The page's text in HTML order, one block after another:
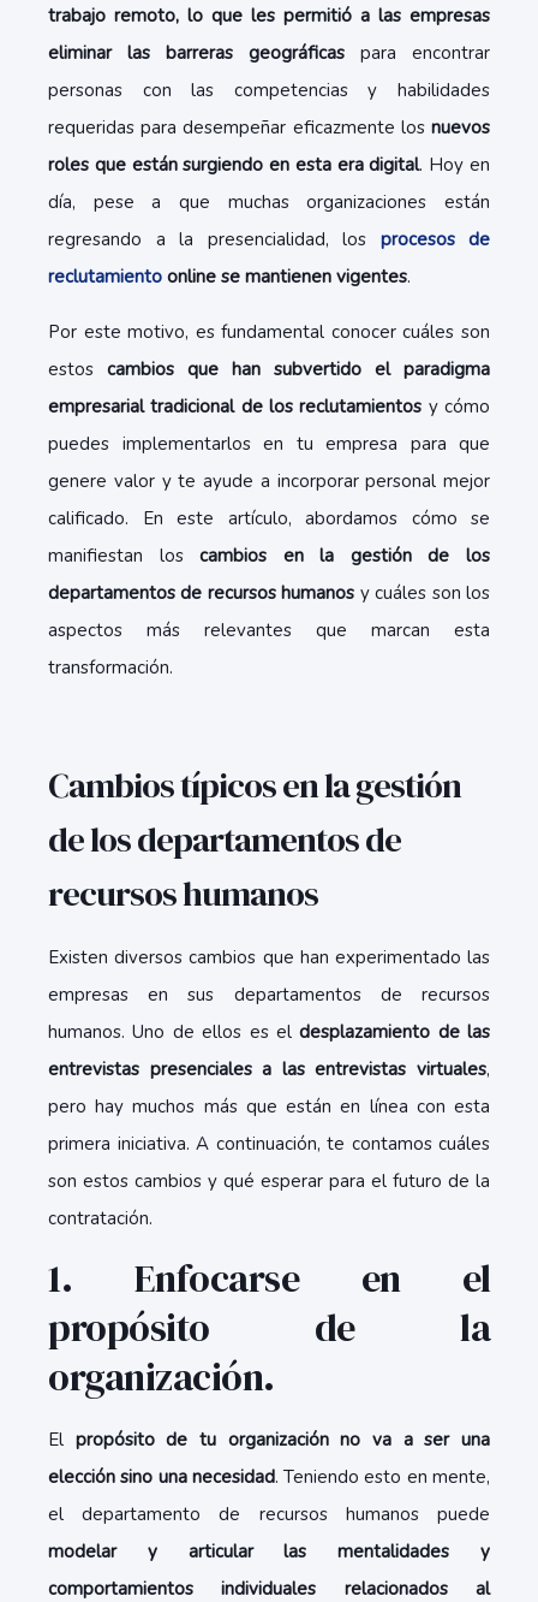
trabajo remoto, lo que les permitió a las empresas
eliminar las barreras geográficas para encontrar
personas con las competencias y habilidades
requeridas para desempeñar eficazmente los nuevos
roles que están surgiendo en esta era digital. Hoy en
día, pese a que muchas organizaciones están
regresando a la presencialidad, los procesos de
reclutamiento online se mantienen vigentes.
Por este motivo, es fundamental conocer cuáles son
estos cambios que han subvertido el paradigma
empresarial tradicional de los reclutamientos y cómo
puedes implementarlos en tu empresa para que
genere valor y te ayude a incorporar personal mejor
calificado. En este artículo, abordamos cómo se
manifiestan loscambios en la gestión de los
departamentos de recursos humanos y cuáles son los
aspectos más relevantes que marcan esta
transformación.
Cambios típicos en la gestión
de los departamentos de
recursos humanos
Existen diversos cambios que han experimentado las
empresas en sus departamentos de recursos
humanos. Uno de ellos es eldesplazamiento de las
entrevistas presenciales a las entrevistas virtuales,
pero hay muchos más que están en línea con esta
primera iniciativa. A continuación, te contamos cuáles
son estos cambios y qué esperar para el futuro de la
contratación.
1. Enfocarse en el
propósito de la
organización.
El propósito de tu organización no va a ser una
elección sino una necesidad. Teniendo esto en mente,
el departamento de recursos humanos puede
modelar y articular las mentalidades y
comportamientos individuales relacionados al